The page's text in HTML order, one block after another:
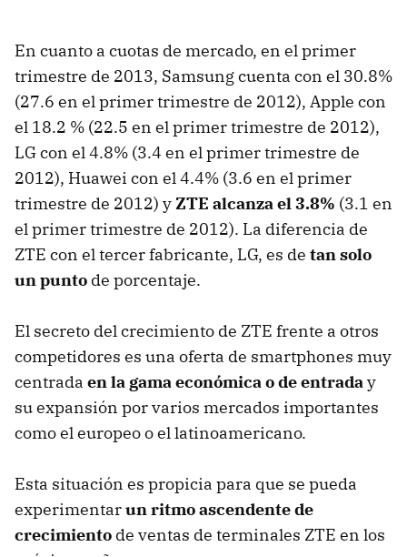
En cuanto a cuotas de mercado, en el primer
trimestre de 2013, Samsung cuenta con el 30.8%
(27.6 en el primer trimestre de 2012), Apple con
el 18.2 % (22.5 en el primer trimestre de 2012),
LG con el 4.8% (3.4 en el primer trimestre de
2012), Huawei con el 4.4% (3.6 en el primer
trimestre de 2012) yZTE alcanza el 3.8% (3.1 en
el primer trimestre de 2012). La diferencia de
ZTE con el tercer fabricante, LG, es de tan solo
un punto de porcentaje.
El secreto del crecimiento de ZTE frente a otros
competidores es una oferta de smartphones muy
centrada en la gama económica o de entraday
su expansión por varios mercados importantes
como el europeo o el latinoamericano.
Esta situación es propicia para que se pueda
experimentarun ritmo ascendente de
crecimiento de ventas de terminales ZTE en los